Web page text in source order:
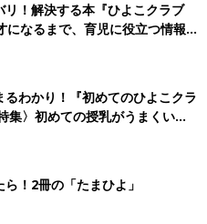
リ！解決する本『ひよこクラブ
なるまで、育児に役立つ情報が
わかり！『初めてのひよこクラ
集〉初めての授乳がうまくい
クの基本と夏のトラブル 解決テ
！2冊の「たまひよ」